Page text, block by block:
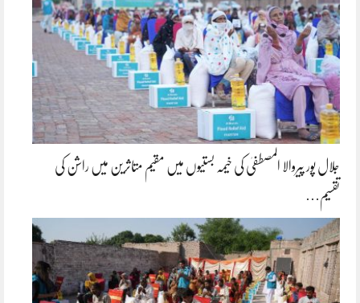
جلال پور پیروالا المصطفیٰ کی خیمہ بستیوں میں مقیم متاثرین میں راشن کی
تقسیم…